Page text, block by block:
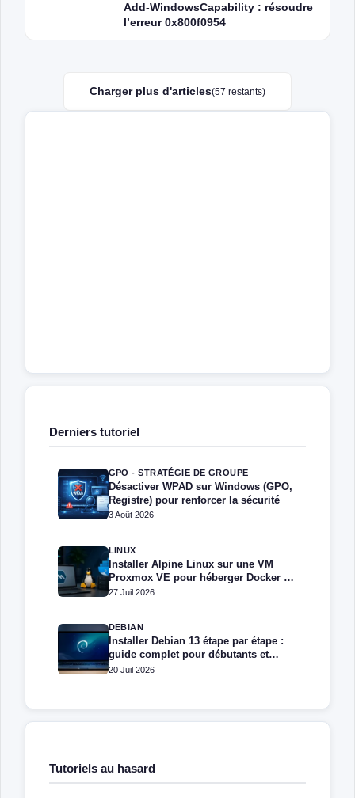
Add-WindowsCapability : résoudre
l’erreur 0x800f0954
Charger plus d'articles(57 restants)
Derniers tutoriel
GPO - STRATÉGIE DE GROUPE
Désactiver WPAD sur Windows (GPO,
Registre) pour renforcer la sécurité
3 Août 2026
LINUX
Installer Alpine Linux sur une VM
Proxmox VE pour héberger Docker et
Docker Compose
27 Juil 2026
DEBIAN
Installer Debian 13 étape par étape :
guide complet pour débutants et
administrateurs
20 Juil 2026
Tutoriels au hasard